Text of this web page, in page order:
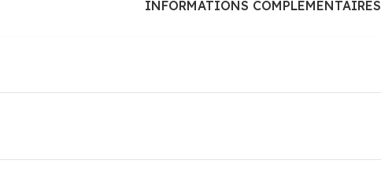
INFORMATIONS COMPLÉMENTAIRES